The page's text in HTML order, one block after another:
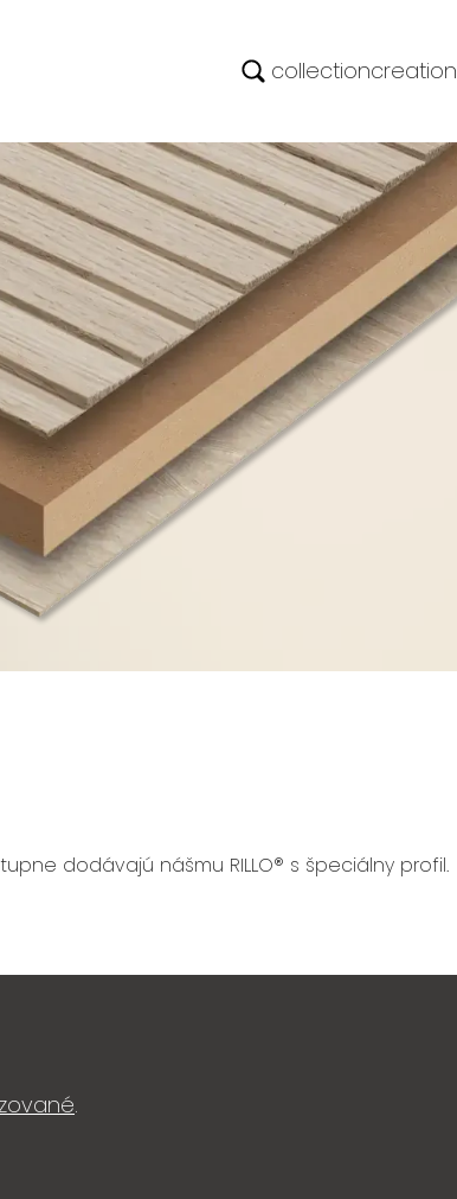
collectioncreation
dodávajú nášmu RILLO® s špeciálny profil.
.